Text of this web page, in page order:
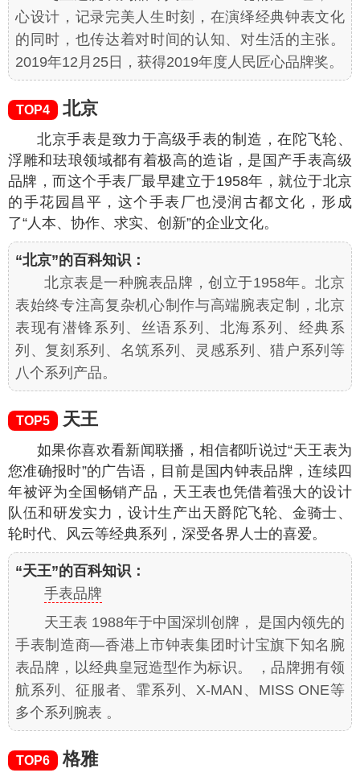
心设计，记录完美人生时刻，在演绎经典钟表文化
的同时，也传达着对时间的认知、对生活的主张。
2019年12月25日，获得2019年度人民匠心品牌奖。
TOP4 北京
北京手表是致力于高级手表的制造，在陀飞轮、
浮雕和珐琅领域都有着极高的造诣，是国产手表高级
品牌，而这个手表厂最早建立于1958年，就位于北京
的手花园昌平，这个手表厂也浸润古都文化，形成
了“人本、协作、求实、创新”的企业文化。
“北京”的百科知识：
北京表是一种腕表品牌，创立于1958年。北京
表始终专注高复杂机心制作与高端腕表定制，北京
表现有潜锋系列、丝语系列、北海系列、经典系
列、复刻系列、名筑系列、灵感系列、猎户系列等
八个系列产品。
TOP5 天王
如果你喜欢看新闻联播，相信都听说过“天王表为
您准确报时”的广告语，目前是国内钟表品牌，连续四
年被评为全国畅销产品，天王表也凭借着强大的设计
队伍和研发实力，设计生产出天爵陀飞轮、金骑士、
轮时代、风云等经典系列，深受各界人士的喜爱。
“天王”的百科知识：
手表品牌
天王表 1988年于中国深圳创牌， 是国内领先的
手表制造商—香港上市钟表集团时计宝旗下知名腕
表品牌，以经典皇冠造型作为标识。 ，品牌拥有领
航系列、征服者、霏系列、X-MAN、MISS ONE等
多个系列腕表 。
TOP6 格雅